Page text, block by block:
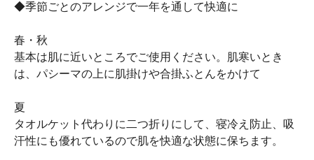
◆季節ごとのアレンジで一年を通して快適に
春・秋
基本は肌に近いところでご使用ください。肌寒いとき
は、パシーマの上に肌掛けや合掛ふとんをかけて
夏
タオルケット代わりに二つ折りにして、寝冷え防止、吸
汗性にも優れているので肌を快適な状態に保ちます。